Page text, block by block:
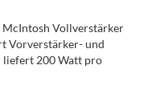
Vollverstärker
Vorverstärker- und
liefert 200 Watt pro